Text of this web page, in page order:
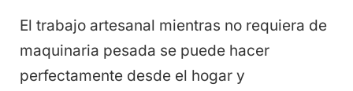
El trabajo artesanal mientras no requiera de
maquinaria pesada se puede hacer
perfectamente desde el hogar y